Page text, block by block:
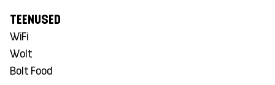
TEENUSED
WiFi
Wolt
Bolt Food